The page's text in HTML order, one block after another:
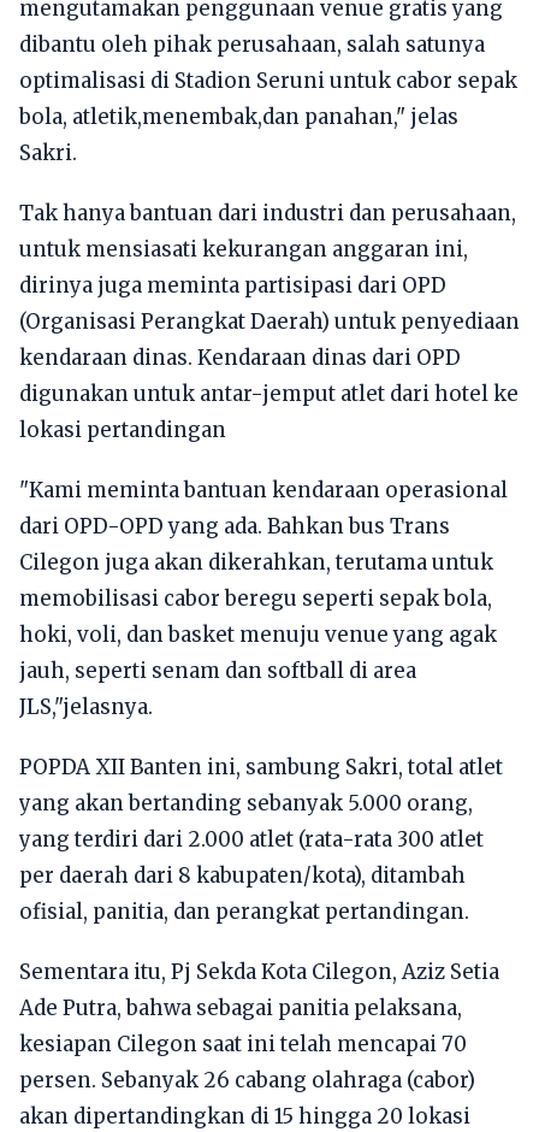
mengutamakan penggunaan venue gratis yang
dibantu oleh pihak perusahaan, salah satunya
optimalisasi di Stadion Seruni untuk cabor sepak
bola, atletik,menembak,dan panahan," jelas
Sakri.
Tak hanya bantuan dari industri dan perusahaan,
untuk mensiasati kekurangan anggaran ini,
dirinya juga meminta partisipasi dari OPD
(Organisasi Perangkat Daerah) untuk penyediaan
kendaraan dinas. Kendaraan dinas dari OPD
digunakan untuk antar-jemput atlet dari hotel ke
lokasi pertandingan
"Kami meminta bantuan kendaraan operasional
dari OPD-OPD yang ada. Bahkan bus Trans
Cilegon juga akan dikerahkan, terutama untuk
memobilisasi cabor beregu seperti sepak bola,
hoki, voli, dan basket menuju venue yang agak
jauh, seperti senam dan softball di area
JLS,"jelasnya.
POPDA XII Banten ini, sambung Sakri, total atlet
yang akan bertanding sebanyak 5.000 orang,
yang terdiri dari 2.000 atlet (rata-rata 300 atlet
per daerah dari 8 kabupaten/kota), ditambah
ofisial, panitia, dan perangkat pertandingan.
Sementara itu, Pj Sekda Kota Cilegon, Aziz Setia
Ade Putra, bahwa sebagai panitia pelaksana,
kesiapan Cilegon saat ini telah mencapai 70
persen. Sebanyak 26 cabang olahraga (cabor)
akan dipertandingkan di 15 hingga 20 lokasi